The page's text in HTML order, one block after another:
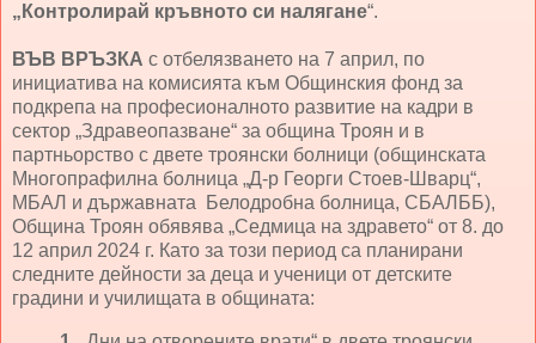
„Контролирай кръвното си налягане“.
ВЪВ ВРЪЗКА с отбелязването на 7 април, по
инициатива на комисията към Общинския фонд за
подкрепа на професионалното развитие на кадри в
сектор „Здравеопазване“ за община Троян и в
партньорство с двете троянски болници (общинската
Многопрафилна болница „Д-р Георги Стоев-Шварц“,
МБАЛ и държавната Белодробна болница, СБАЛББ),
Община Троян обявява „Седмица на здравето“ от 8. до
12 април 2024 г. Като за този период са планирани
следните дейности за деца и ученици от детските
градини и училищата в общината: